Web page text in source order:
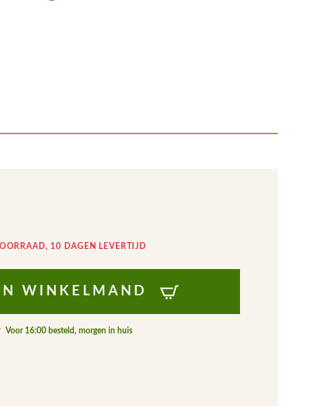
10 DAGEN LEVERTIJD
WINKELMAND
Voor 16:00 besteld, morgen in huis